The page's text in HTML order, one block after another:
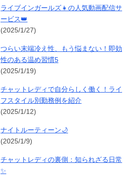
ライブインガールズ👧の人気動画配信サ
ービス👑
(2025/1/27)
つらい末端冷え性、もう悩まない！即効
性のある温め習慣5
(2025/1/19)
チャットレディで自分らしく働く！ライ
フスタイル別勤務例を紹介
(2025/1/12)
ナイトルーティーン🌙
(2025/1/9)
チャットレディの裏側：知られざる日常
✨